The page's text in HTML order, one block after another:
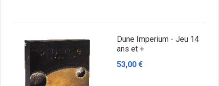
Dune Imperium - Jeu 14
ans et +
53,00 €